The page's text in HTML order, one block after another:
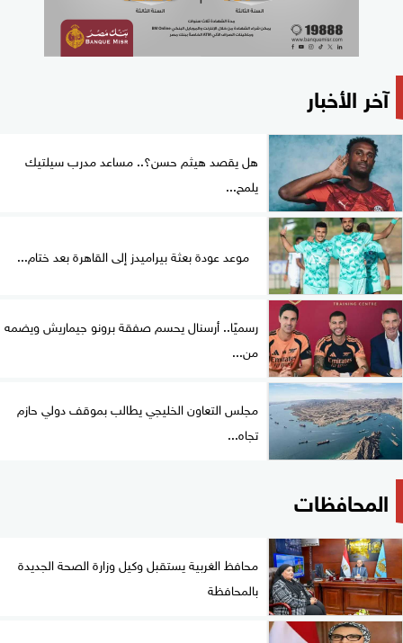
آخر الأخبار
هل يقصد هيثم حسن؟.. مساعد مدرب سيلتيك
يلمح...
موعد عودة بعثة بيراميدز إلى القاهرة بعد ختام...
رسميًا.. أرسنال يحسم صفقة برونو جيماريش ويضمه
من...
مجلس التعاون الخليجي يطالب بموقف دولي حازم
تجاه...
المحافظات
محافظ الغربية يستقبل وكيل وزارة الصحة الجديدة
بالمحافظة